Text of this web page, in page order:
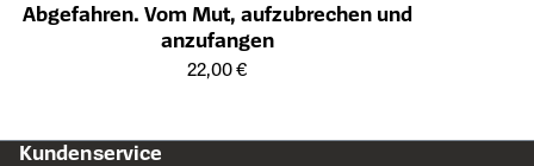
Abgefahren. Vom Mut, aufzubrechen und
anzufangen
Öffnet die Detailseite des Produkts
22,00 €
Kundenservice